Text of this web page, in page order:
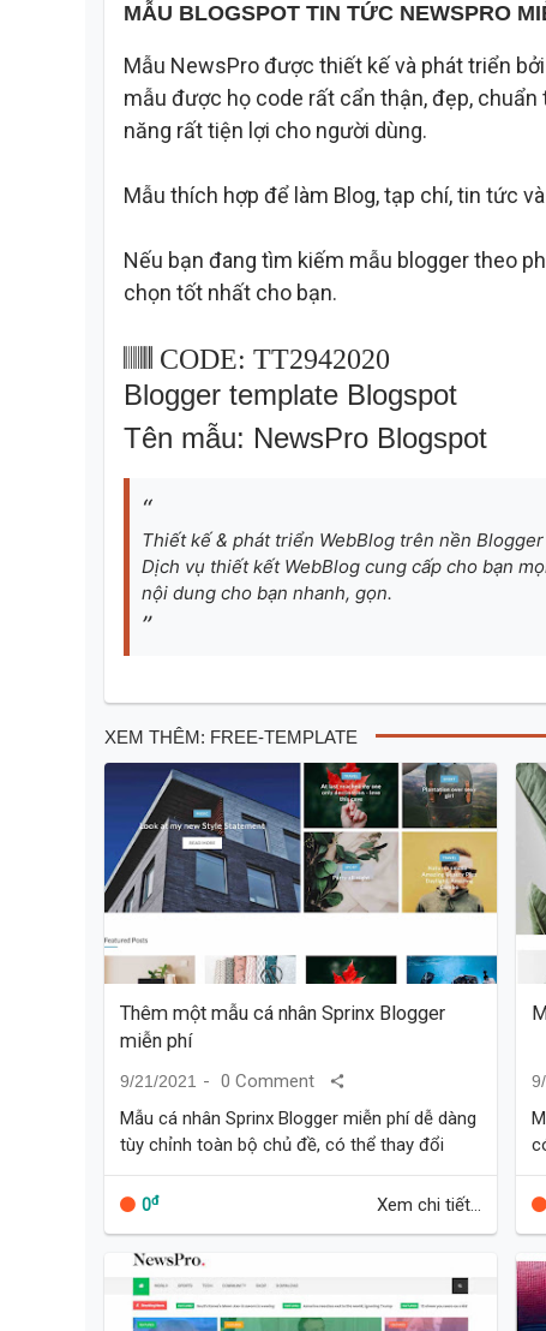
MẪU BLOGSPOT TIN TỨC NEWSPRO
Mẫu NewsPro được thiết kế và phát triển bởi
mẫu được họ code rất cẩn thận, đẹp,
năng rất tiện lợi cho người dùng.
Mẫu thích hợp để làm Blog, tạp chí, tin tức
Nếu bạn đang tìm kiếm mẫu blogger theo
chọn tốt nhất cho bạn.
CODE: TT2942020
Blogger template Blogspot
Tên mẫu: NewsPro Blogspot
Thiết kế & phát triển WebBlog trên nền
Dịch vụ thiết kết WebBlog cung cấp cho bạn
nội dung cho bạn nhanh, gọn.
XEM THÊM: FREE-TEMPLATE
Thêm một mẫu cá nhân Sprinx Blogger
miễn phí
9/21/2021
0 Comment
Mẫu cá nhân Sprinx Blogger miễn phí dễ dàng
tùy chỉnh toàn bộ chủ đề, có thể thay đổi
Header từ Header1 và Header2 trong chủ đề
blogger miễn phí này,…
0đ Xem chi tiết...